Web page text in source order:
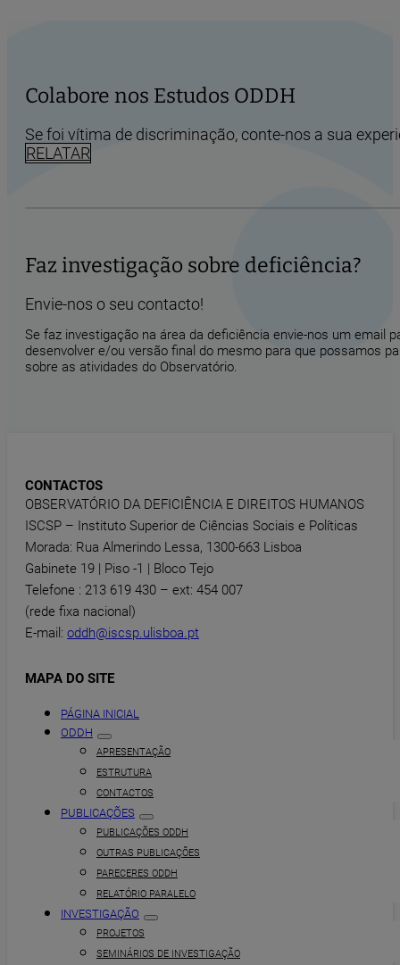
Colabore nos Estudos ODDH
Se foi vítima de discriminação, conte-nos a sua
RELATAR
Faz investigação sobre deficiência?
Envie-nos o seu contacto!
Se faz investigação na área da deficiência envie-nos um
desenvolver e/ou versão final do mesmo para que possamos
sobre as atividades do Observatório.
CONTACTOS
OBSERVATÓRIO DA DEFICIÊNCIA E DIREITOS HUMANOS
ISCSP – Instituto Superior de Ciências Sociais e Políticas
Morada: Rua Almerindo Lessa, 1300-663 Lisboa
Gabinete 19 | Piso -1 | Bloco Tejo
Telefone : 213 619 430 – ext: 454 007
(rede fixa nacional)
E-mail: oddh@iscsp.ulisboa.pt
MAPA DO SITE
PÁGINA INICIAL
ODDH
APRESENTAÇÃO
ESTRUTURA
CONTACTOS
PUBLICAÇÕES
PUBLICAÇÕES ODDH
OUTRAS PUBLICAÇÕES
PARECERES ODDH
RELATÓRIO PARALELO
INVESTIGAÇÃO
PROJETOS
SEMINÁRIOS DE INVESTIGAÇÃO